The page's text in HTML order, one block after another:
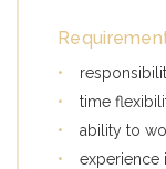
•
•
time
•
ability to
•
experience